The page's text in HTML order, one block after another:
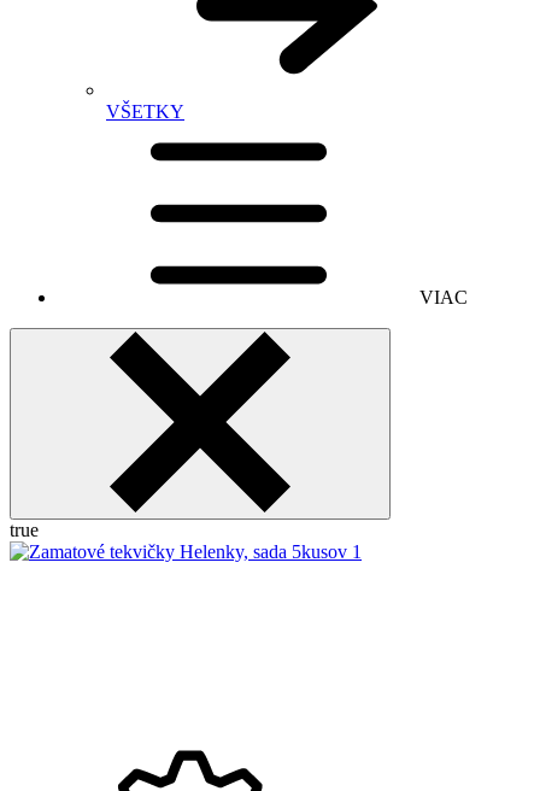
VŠETKY
VIAC
true